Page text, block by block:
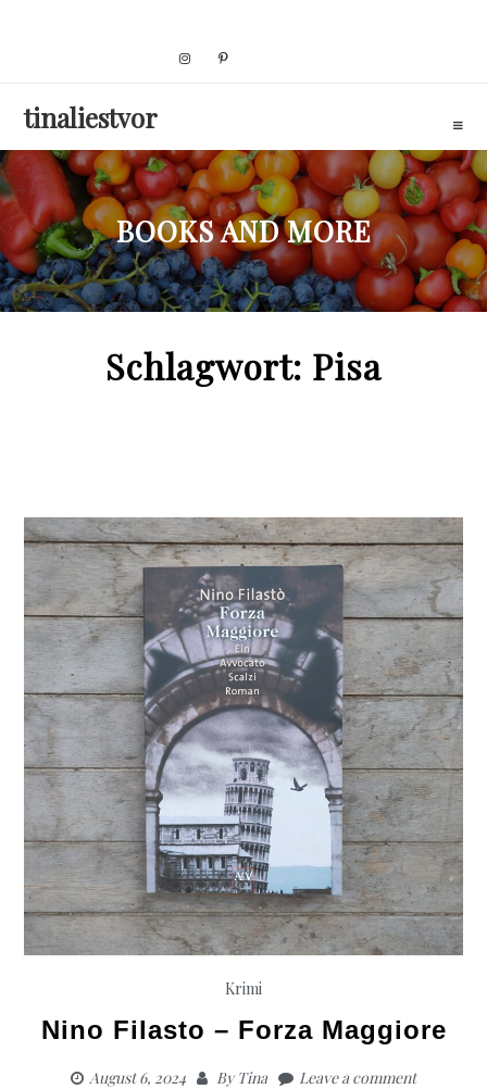
tinaliestvor
BOOKS AND MORE
Schlagwort: Pisa
Krimi
Nino Filasto – Forza Maggiore
August 6, 2024 ByTina Leave a comment